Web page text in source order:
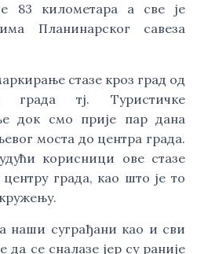
83 километара а све је
Планинарског савеза
стазе кроз град од
тј. Туристичке
док смо прије пар дана
моста до центра града.
корисници ове стазе
центру града, као што је то
наши суграђани као и сви
се сналазе јер су раније